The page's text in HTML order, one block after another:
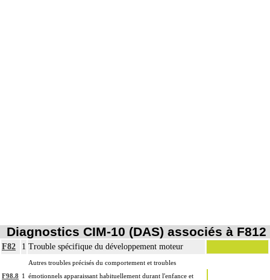
Diagnostics CIM-10 (DAS) associés à F812
F82 1 Trouble spécifique du développement moteur
F98.8 1
Autres troubles précisés du comportement et troubles
émotionnels apparaissant habituellement durant l'enfance et